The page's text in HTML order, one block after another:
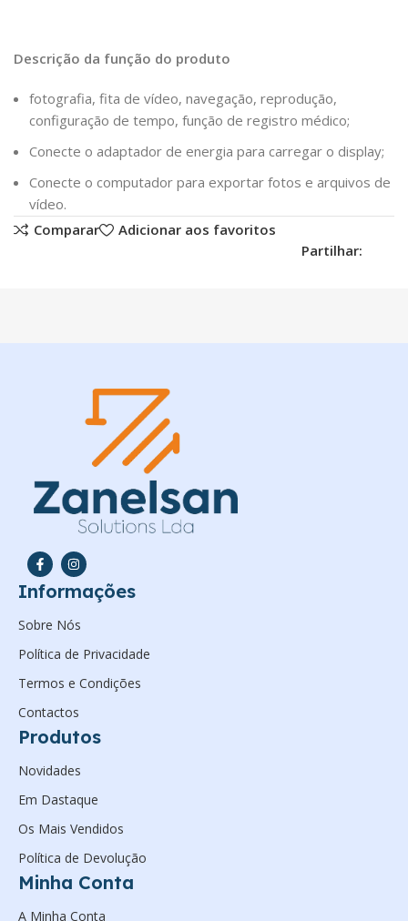
Descrição da função do produto
fotografia, fita de vídeo, navegação, reprodução,
configuração de tempo, função de registro médico;
Conecte o adaptador de energia para carregar o display;
Conecte o computador para exportar fotos e arquivos de
vídeo.
Comparar
Adicionar aos favoritos
Partilhar:
Informações
Sobre Nós
Política de Privacidade
Termos e Condições
Contactos
Produtos
Novidades
Em Dastaque
Os Mais Vendidos
Política de Devolução
Minha Conta
A Minha Conta